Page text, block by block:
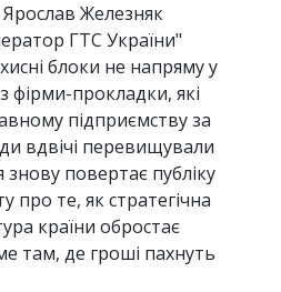
Железняк
ГТС України"
блоки не напряму у
фірми-прокладки, які
підприємству за
вдвічі перевищували
знову повертає публіку
про те, як стратегічна
країни обростає
там, де гроші пахнуть